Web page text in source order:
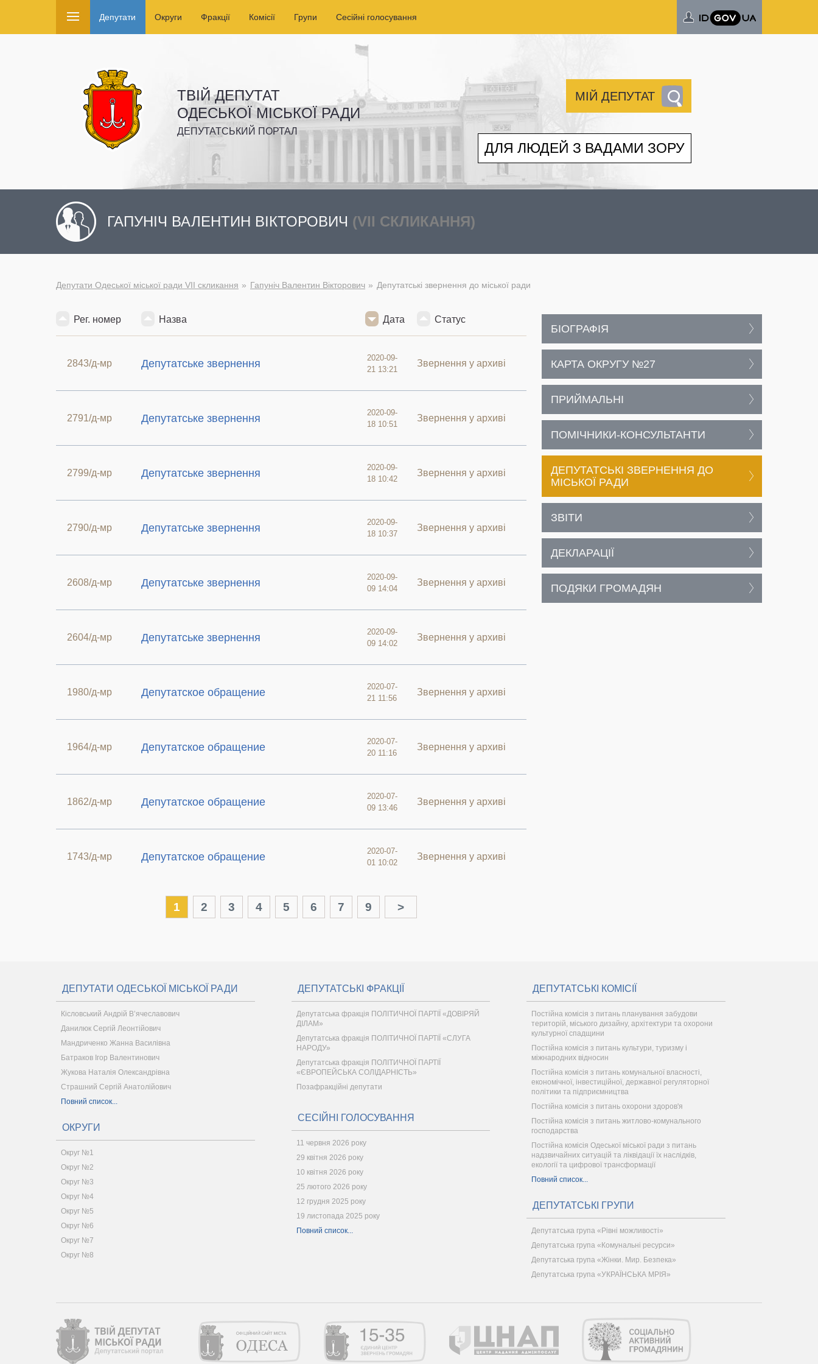
Депутати Округи Фракції Комісії Групи Сесійні голосування
ТВІЙ ДЕПУТАТ
ОДЕСЬКОЇ МІСЬКОЇ РАДИ
ДЕПУТАТСЬКИЙ ПОРТАЛ
МІЙ ДЕПУТАТ
ДЛЯ ЛЮДЕЙ З ВАДАМИ ЗОРУ
ГАПУНІЧ ВАЛЕНТИН ВІКТОРОВИЧ (VII СКЛИКАННЯ)
Депутати Одеської міської ради VII скликання Гапуніч Валентин Вікторович Депутатські звернення до міської ради
Рег. номер Назва Дата Статус
2843/д-мр Депутатське звернення
2020-09-
21 13:21
Звернення у архиві
2791/д-мр Депутатське звернення
2020-09-
18 10:51
Звернення у архиві
2799/д-мр Депутатське звернення
2020-09-
18 10:42
Звернення у архиві
2790/д-мр Депутатське звернення
2020-09-
18 10:37
Звернення у архиві
2608/д-мр Депутатське звернення
2020-09-
09 14:04
Звернення у архиві
2604/д-мр Депутатське звернення
2020-09-
09 14:02
Звернення у архиві
1980/д-мр Депутатское обращение
2020-07-
21 11:56
Звернення у архиві
1964/д-мр Депутатское обращение
2020-07-
20 11:16
Звернення у архиві
1862/д-мр Депутатское обращение
2020-07-
09 13:46
Звернення у архиві
1743/д-мр Депутатское обращение
2020-07-
01 10:02
Звернення у архиві
1 2 3 4 5 6 7 9 >
БІОГРАФІЯ
КАРТА ОКРУГУ №27
ПРИЙМАЛЬНІ
ПОМІЧНИКИ-КОНСУЛЬТАНТИ
ДЕПУТАТСЬКІ ЗВЕРНЕННЯ ДО
МІСЬКОЇ РАДИ
ЗВІТИ
ДЕКЛАРАЦІЇ
ПОДЯКИ ГРОМАДЯН
ДЕПУТАТИ ОДЕСЬКОЇ МІСЬКОЇ РАДИ
Кісловський Андрій В’ячеславович
Данилюк Сергій Леонтійович
Мандриченко Жанна Василівна
Батраков Ігор Валентинович
Жукова Наталія Олександрівна
Страшний Сергій Анатолійович
Повний список...
ОКРУГИ
Округ №1
Округ №2
Округ №3
Округ №4
Округ №5
Округ №6
Округ №7
Округ №8
ДЕПУТАТСЬКІ ФРАКЦІЇ
Депутатська фракція ПОЛІТИЧНОЇ ПАРТІЇ «ДОВІРЯЙ
ДІЛАМ»
Депутатська фракція ПОЛІТИЧНОЇ ПАРТІЇ «СЛУГА
НАРОДУ»
Депутатська фракція ПОЛІТИЧНОЇ ПАРТІЇ
«ЄВРОПЕЙСЬКА СОЛІДАРНІСТЬ»
Позафракційні депутати
СЕСІЙНІ ГОЛОСУВАННЯ
11 червня 2026 року
29 квітня 2026 року
10 квітня 2026 року
25 лютого 2026 року
12 грудня 2025 року
19 листопада 2025 року
Повний список...
ДЕПУТАТСЬКІ КОМІСІЇ
Постійна комісія з питань планування забудови
територій, міського дизайну, архітектури та охорони
культурної спадщини
Постійна комісія з питань культури, туризму і
міжнародних відносин
Постійна комісія з питань комунальної власності,
економічної, інвестиційної, державної регуляторної
політики та підприємництва
Постійна комісія з питань охорони здоров'я
Постійна комісія з питань житлово-комунального
господарства
Постійна комісія Одеської міської ради з питань
надзвичайних ситуацій та ліквідації їх наслідків,
екології та цифрової трансформації
Повний список...
ДЕПУТАТСЬКІ ГРУПИ
Депутатська група «Рівні можливості»
Депутатська група «Комунальні ресурси»
Депутатська група «Жінки. Мир. Безпека»
Депутатська група «УКРАЇНСЬКА МРІЯ»